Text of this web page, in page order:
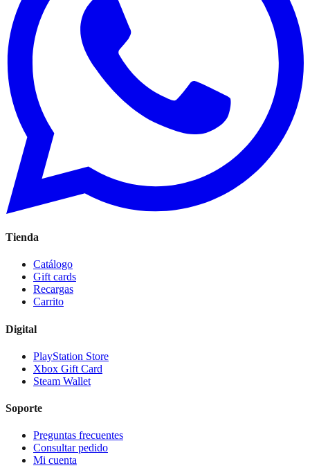
Tienda
Catálogo
Gift cards
Recargas
Carrito
Digital
PlayStation Store
Xbox Gift Card
Steam Wallet
Soporte
Preguntas frecuentes
Consultar pedido
Mi cuenta